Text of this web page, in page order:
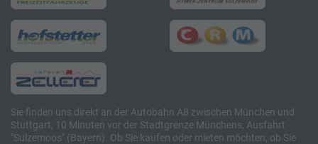
Sie finden uns direkt an der Autobahn A8 zwischen München und
Stuttgart, 10 Minuten vor der Stadtgrenze Münchens, Ausfahrt
"Sulzemoos" (Bayern). Ob Sie kaufen oder mieten möchten, ob Sie